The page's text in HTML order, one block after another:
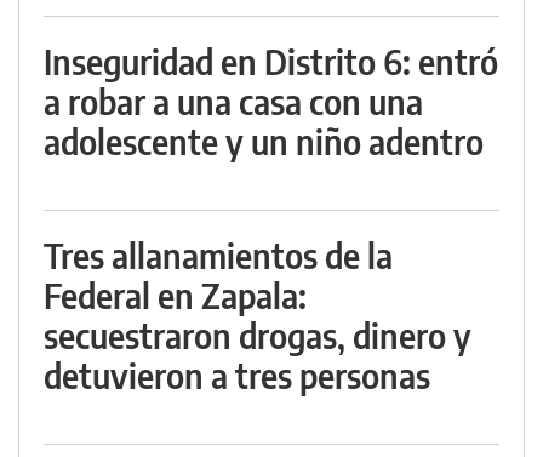
Inseguridad en Distrito 6: entró
a robar a una casa con una
adolescente y un niño adentro
Tres allanamientos de la
Federal en Zapala:
secuestraron drogas, dinero y
detuvieron a tres personas